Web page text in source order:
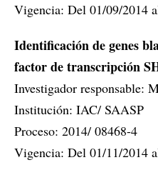
Vigencia: Del 01/09/2014
Identificación de genes
factor de transcripción
Investigador responsable:
Institución: IAC/ SAASP
Proceso: 2014/ 08468-4
Vigencia: Del 01/11/2014